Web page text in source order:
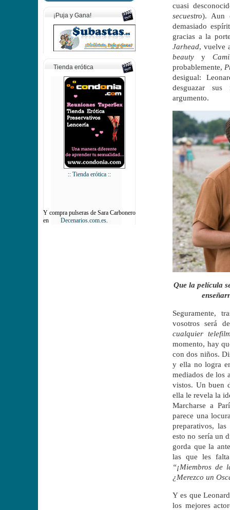
¡Puja y Gana!
Tienda erótica
:: Tienda erótica ::
Y compra pulseras de Sara Carbonero
en
Decenarios.com.es.
cuasi
secuestro). Aun
demasiado
gracias a la
Jarhead, vuelve
beauty y
probablemente,
desigual:
desguazar sus
argumento.
Que la película
Seguramente,
vosotros será
cualquier
momento, hay
con dos niños.
y ella no logra
mediados de los
vistos. Un buen
ella le revela la
Marcharse a
parece una
preparativos,
esto no sería un
gorda que la
las que les
“¡Miembros de
¿Merezco un
Y es que
los mejores